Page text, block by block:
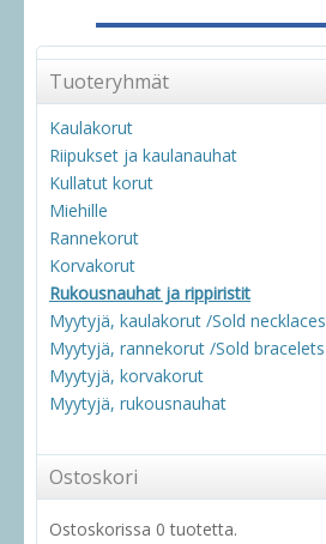
Tuoteryhmät
Kaulakorut
Riipukset ja kaulanauhat
Kullatut korut
Miehille
Rannekorut
Korvakorut
Rukousnauhat ja rippiristit
Myytyjä, kaulakorut /Sold necklaces
Myytyjä, rannekorut /Sold bracelets
Myytyjä, korvakorut
Myytyjä, rukousnauhat
Ostoskori
Ostoskorissa 0 tuotetta.